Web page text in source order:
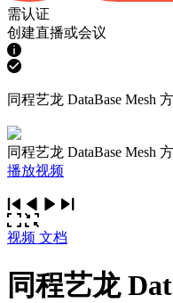
需认证
创建直播或会议
同程艺龙 DataBase Mesh
同程艺龙 DataBase Mesh
播放视频
视频 文档
同程艺龙